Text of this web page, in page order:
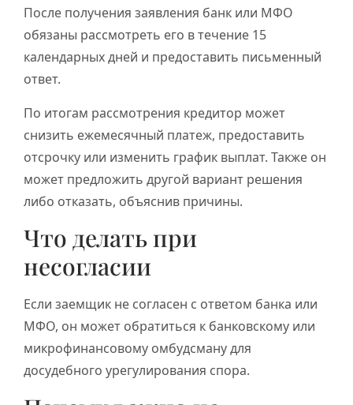
После получения заявления банк или МФО
обязаны рассмотреть его в течение 15
календарных дней и предоставить письменный
ответ.
По итогам рассмотрения кредитор может
снизить ежемесячный платеж, предоставить
отсрочку или изменить график выплат. Также он
может предложить другой вариант решения
либо отказать, объяснив причины.
Что делать при
несогласии
Если заемщик не согласен с ответом банка или
МФО, он может обратиться к банковскому или
микрофинансовому омбудсману для
досудебного урегулирования спора.